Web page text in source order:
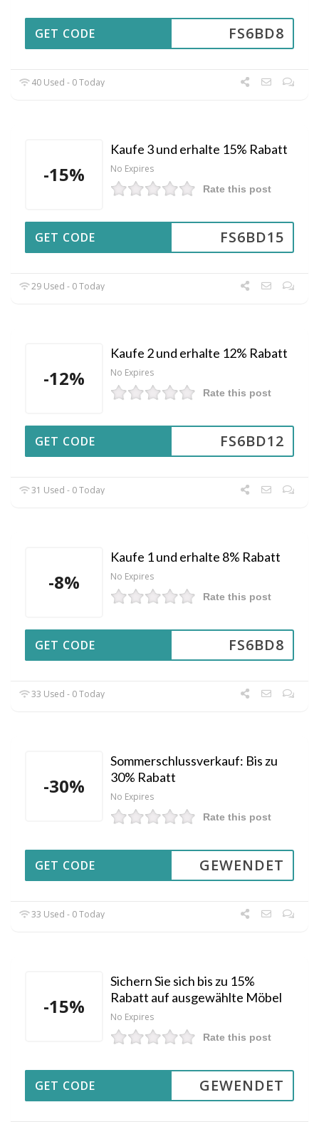
FS6BD8
GET CODE
40 Used - 0 Today
-15%
Kaufe 3 und erhalte 15% Rabatt
No Expires
Rate this post
FS6BD15
GET CODE
29 Used - 0 Today
-12%
Kaufe 2 und erhalte 12% Rabatt
No Expires
Rate this post
FS6BD12
GET CODE
31 Used - 0 Today
-8%
Kaufe 1 und erhalte 8% Rabatt
No Expires
Rate this post
FS6BD8
GET CODE
33 Used - 0 Today
-30%
Sommerschlussverkauf: Bis zu
30% Rabatt
No Expires
Rate this post
GEWENDET
GET CODE
33 Used - 0 Today
-15%
Sichern Sie sich bis zu 15%
Rabatt auf ausgewählte Möbel
No Expires
Rate this post
GEWENDET
GET CODE